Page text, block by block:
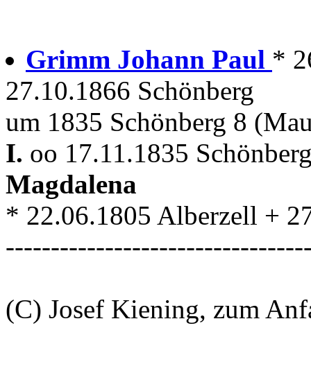
Grimm Johann Paul *
27.10.1866 Schönberg
um 1835 Schönberg 8
I. oo 17.11.1835
Magdalena
* 22.06.1805 Alberzell +
(C) Josef Kiening, zum